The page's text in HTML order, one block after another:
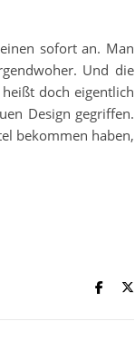
sofort an. Man
Und die
doch eigentlich
Design gegriffen.
bekommen haben,